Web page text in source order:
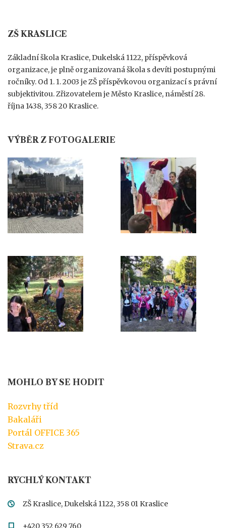
ZŠ KRASLICE
Základní škola Kraslice, Dukelská 1122, příspěvková
organizace, je plně organizovaná škola s devíti postupnými
ročníky. Od 1. 1. 2003 je ZŠ příspěvkovou organizací s právní
subjektivitou. Zřizovatelem je Město Kraslice, náměstí 28.
října 1438, 358 20 Kraslice.
VÝBĚR Z FOTOGALERIE
MOHLO BY SE HODIT
Rozvrhy tříd
Bakaláři
Portál OFFICE 365
Strava.cz
RYCHLÝ KONTAKT
ZŠ Kraslice, Dukelská 1122, 358 01 Kraslice
+420 352 629 760